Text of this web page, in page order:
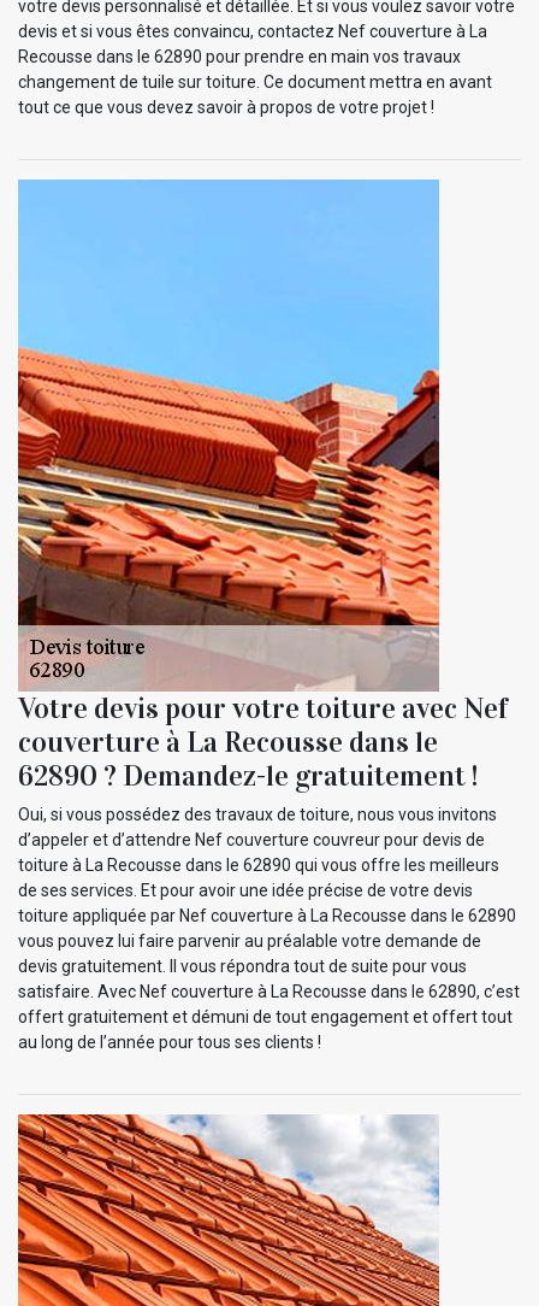
votre devis personnalisé et détaillée. Et si vous voulez savoir votre
devis et si vous êtes convaincu, contactez Nef couverture à La
Recousse dans le 62890 pour prendre en main vos travaux
changement de tuile sur toiture. Ce document mettra en avant
tout ce que vous devez savoir à propos de votre projet !
Votre devis pour votre toiture avec Nef
couverture à La Recousse dans le
62890 ? Demandez-le gratuitement !
Oui, si vous possédez des travaux de toiture, nous vous invitons
d’appeler et d’attendre Nef couverture couvreur pour devis de
toiture à La Recousse dans le 62890 qui vous offre les meilleurs
de ses services. Et pour avoir une idée précise de votre devis
toiture appliquée par Nef couverture à La Recousse dans le 62890
vous pouvez lui faire parvenir au préalable votre demande de
devis gratuitement. Il vous répondra tout de suite pour vous
satisfaire. Avec Nef couverture à La Recousse dans le 62890, c’est
offert gratuitement et démuni de tout engagement et offert tout
au long de l’année pour tous ses clients !